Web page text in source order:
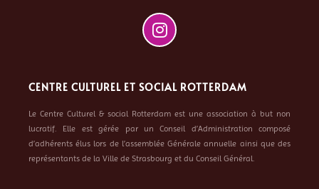
CENTRE CULTUREL ET SOCIAL ROTTERDAM
Le Centre Culturel & social Rotterdam est une association à but non
lucratif. Elle est gérée par un Conseil d’Administration composé
d’adhérents élus lors de l’assemblée Générale annuelle ainsi que des
représentants de la Ville de Strasbourg et du Conseil Général.